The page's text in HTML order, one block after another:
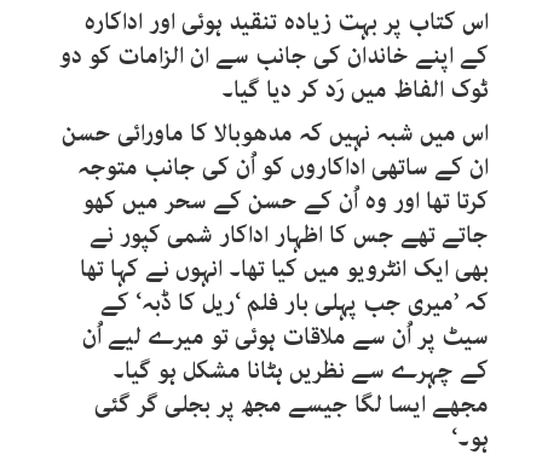
اس کتاب پر بہت زیادہ تنقید ہوئی اور اداکارہ
کے اپنے خاندان کی جانب سے ان الزامات کو دو
ٹوک الفاظ میں رَد کر دیا گیا۔
اس میں شبہ نہیں کہ مدھوبالا کا ماورائی حسن
ان کے ساتھی اداکاروں کو اُن کی جانب متوجہ
کرتا تھا اور وہ اُن کے حسن کے سحر میں کھو
جاتے تھے جس کا اظہار اداکار شمی کپور نے
بھی ایک انٹرویو میں کیا تھا۔ انہوں نے کہا تھا
کہ ’میری جب پہلی بار فلم ‘ریل کا ڈبہ‘ کے
سیٹ پر اُن سے ملاقات ہوئی تو میرے لیے اُن
کے چہرے سے نظریں ہٹانا مشکل ہو گیا۔
مجھے ایسا لگا جیسے مجھ پر بجلی گر گئی
ہو۔‘